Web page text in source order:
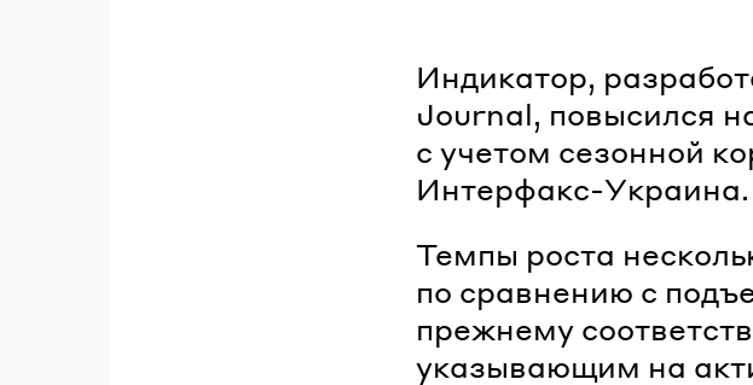
Индикатор,
Journal, повысился
с учетом сезонной
Интерфакс-Украина.
Темпы роста
по сравнению с
прежнему
указывающим на